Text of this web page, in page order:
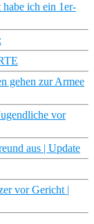
ich ein 1er-
gehen zur Armee
vor
aus | Update
vor Gericht |